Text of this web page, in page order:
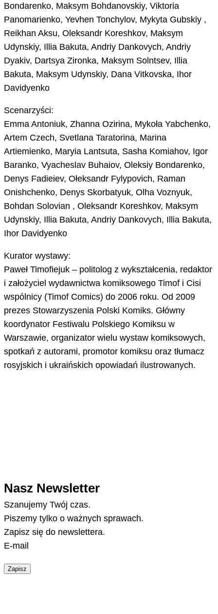
Bondarenko, Maksym Bohdanovskiy, Viktoria
Panomarienko, Yevhen Tonchylov, Mykyta Gubskiy ,
Reikhan Aksu, Oleksandr Koreshkov, Maksym
Udynskiy, Illia Bakuta, Andriy Dankovych, Andriy
Dyakiv, Dartsya Zironka, Maksym Solntsev, Illia
Bakuta, Maksym Udynskiy, Dana Vitkovska, Ihor
Davidyenko
Scenarzyści:
Emma Antoniuk, Zhanna Ozirina, Mykoła Yabchenko,
Artem Czech, Svetlana Taratorina, Marina
Artiemienko, Maryia Lantsuta, Sasha Komiahov, Igor
Baranko, Vyacheslav Buhaiov, Oleksiy Bondarenko,
Denys Fadieiev, Ołeksandr Fylypovich, Raman
Onishchenko, Denys Skorbatyuk, Olha Voznyuk,
Bohdan Solovian , Oleksandr Koreshkov, Maksym
Udynskiy, Illia Bakuta, Andriy Dankovych, Illia Bakuta,
Ihor Davidyenko
Kurator wystawy:
Paweł Timofiejuk – politolog z wykształcenia, redaktor
i założyciel wydawnictwa komiksowego Timof i Cisi
wspólnicy (Timof Comics) do 2006 roku. Od 2009
prezes Stowarzyszenia Polski Komiks. Główny
koordynator Festiwalu Polskiego Komiksu w
Warszawie, organizator wielu wystaw komiksowych,
spotkań z autorami, promotor komiksu oraz tłumacz
rosyjskich i ukraińskich opowiadań ilustrowanych.
Nasz Newsletter
Szanujemy Twój czas.
Piszemy tylko o ważnych sprawach.
Zapisz się do newslettera.
E-mail
Zapisz